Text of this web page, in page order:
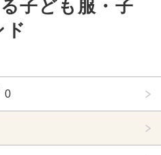
子ども服・子
ド
0